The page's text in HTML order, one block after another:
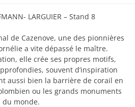
LARGUIER – Stand 8
de Cazenove, une des pionnières
a vite dépassé le maître.
elle crée ses propres motifs,
souvent d’inspiration
aussi bien la barrière de corail en
ou les grands monuments
du monde.